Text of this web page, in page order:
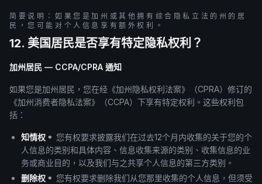
简要说明：如果您是加州或其他拥有综合隐私立法的州的居
民，您可能对个人信息享有额外权利。
12. 美国居民是否享有特定隐私权利？
加州居民 — CCPA/CPRA 通知
如果您是加州居民，您在经《加州隐私权利法案》（CPRA）修订的
《加州消费者隐私法案》（CCPA）下享有特定权利。这些权利包
括：
知情权。 您有权要求披露我们在过去12个月内收集的关于您的个
人信息的类别和具体内容、信息收集来源的类别、收集信息的业
务或商业目的，以及我们与之共享个人信息的第三方类别。
删除权。 您有权要求删除我们从您那里收集的个人信息，但须受